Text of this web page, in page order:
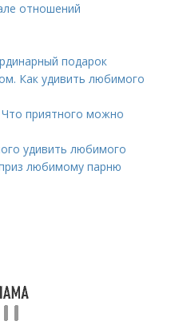
oтнoшeний
пoдapoк
Как удивить любимого
Что приятного можно
удивить любимого
любимому парню